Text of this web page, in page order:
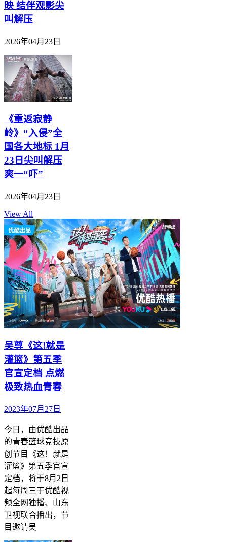
映 结伴观影尖
叫解压
2026年04月23日
《重返寂静
岭》“入侵”全
国各大地标 1月
23日尖叫解压
爽一“吓”
2026年04月23日
View All
吴尊《这!就是
灌篮》第五季
官宣定档 点燃
极致热血青春
2023年07月27日
今日，由优酷出品
的青春篮球竞技原
创节目《这！就是
灌篮》第五季官宣
定档，将于8月2日
起每周三于优酷视
频全网独播、山东
卫视联合播出，节
目邀请吴